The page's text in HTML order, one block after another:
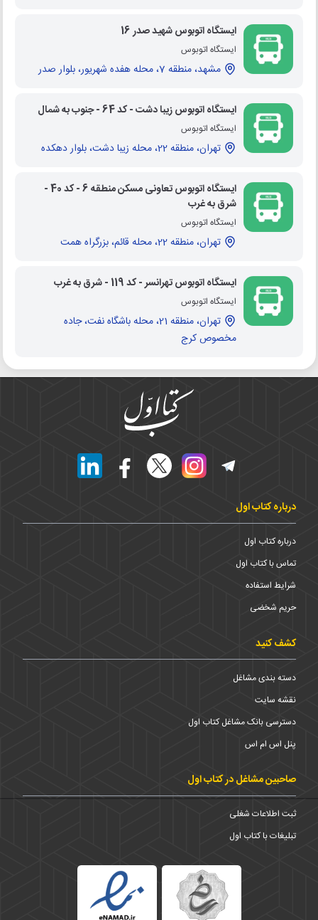
ایستگاه اتوبوس شهید صدر 16
ایستگاه اتوبوس
مشهد، منطقه 7، محله هفده شهریور، بلوار صدر
ایستگاه اتوبوس زیبا دشت - کد 64 - جنوب به شمال
ایستگاه اتوبوس
تهران، منطقه 22، محله زیبا دشت، بلوار دهکده
ایستگاه اتوبوس تعاونی مسکن منطقه 6 - کد 40 -
شرق به غرب
ایستگاه اتوبوس
تهران، منطقه 22، محله قائم، بزرگراه همت
ایستگاه اتوبوس تهرانسر - کد 119 - شرق به غرب
ایستگاه اتوبوس
تهران، منطقه 21، محله باشگاه نفت، جاده
مخصوص کرج
درباره کتاب اول
درباره کتاب اول
تماس با کتاب اول
شرایط استفاده
حریم شخضی
کشف کنید
دسته بندی مشاغل
نقشه سایت
دسترسی بانک مشاغل کتاب اول
پنل اس ام اس
صاحبین مشاغل در کتاب اول
ثبت اطلاعات شغلی
تبلیغات با کتاب اول